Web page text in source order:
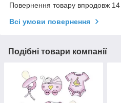
Повернення товару впродовж 14
Всі умови повернення
Подібні товари компанії